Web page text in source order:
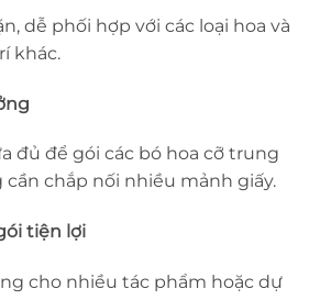
dễ phối hợp với các loại hoa và
khác.
đủ để gói các bó hoa cỡ trung
cần chắp nối nhiều mảnh giấy.
tiện lợi
cho nhiều tác phẩm hoặc dự